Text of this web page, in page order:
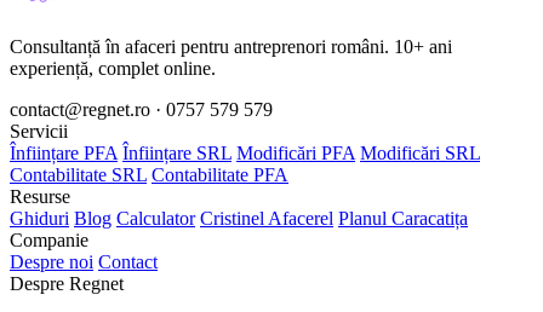
Consultanță în afaceri pentru antreprenori români. 10+ ani
experiență, complet online.
contact@regnet.ro · 0757 579 579
Servicii
Înființare PFA Înființare SRL Modificări PFA Modificări SRL
Contabilitate SRL Contabilitate PFA
Resurse
Ghiduri Blog Calculator Cristinel Afacerel Planul Caracatița
Companie
Despre noi Contact
Despre Regnet